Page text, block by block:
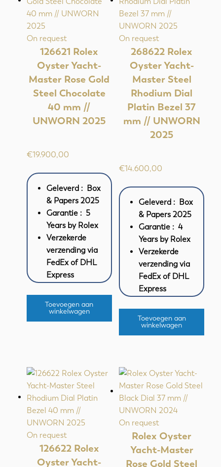
On request
126621 Rolex
Oyster Yacht-
Master Rose Gold
Steel Chocolate
40 mm //
UNWORN 2025
€19.900,00
Geleverd : Box
& Papers 2025
Garantie : 5
Years by Rolex
Verzekerde
verzending via
FedEx of DHL
Express
Toevoegen aan
winkelwagen
On request
268622 Rolex
Oyster Yacht-
Master Steel
Rhodium Dial
Platin Bezel 37
mm // UNWORN
2025
€14.600,00
Geleverd : Box
& Papers 2025
Garantie : 4
Years by Rolex
Verzekerde
verzending via
FedEx of DHL
Express
Toevoegen aan
winkelwagen
On request
126622 Rolex
Oyster Yacht-
On request
Rolex Oyster
Yacht-Master
Rose Gold Steel